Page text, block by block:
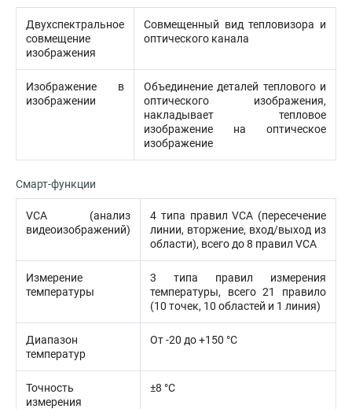
Двухспектральное
совмещение
изображения
Совмещенный вид тепловизора и
оптического канала
Изображение в
изображении
Объединение деталей теплового и
оптического изображения,
накладывает тепловое
изображение на оптическое
изображение
Смарт-функции
VCA (анализ
видеоизображений)
4 типа правил VCA (пересечение
линии, вторжение, вход/выход из
области), всего до 8 правил VCA
Измерение
температуры
3 типа правил измерения
температуры, всего 21 правило
(10 точек, 10 областей и 1 линия)
Диапазон
температур
От -20 до +150 °C
Точность
измерения
±8 °C